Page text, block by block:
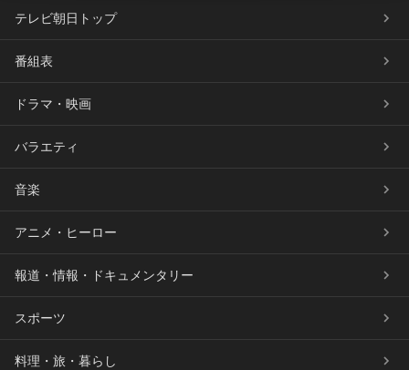
テレビ朝日トップ
番組表
ドラマ・映画
バラエティ
音楽
アニメ・ヒーロー
報道・情報・ドキュメンタリー
スポーツ
料理・旅・暮らし